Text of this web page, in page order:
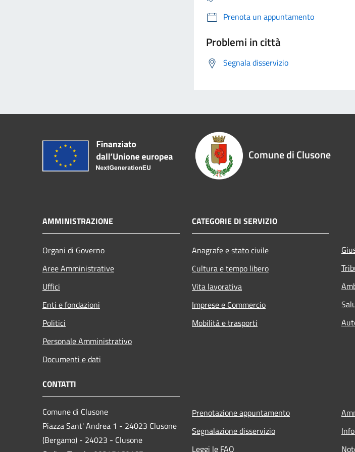
Prenota un appuntamento
Problemi in città
Segnala disservizio
Comune di Clusone
AMMINISTRAZIONE
Organi di Governo
Aree Amministrative
Uffici
Enti e fondazioni
Politici
Personale Amministrativo
Documenti e dati
CATEGORIE DI SERVIZIO
Anagrafe e stato civile
Cultura e tempo libero
Vita lavorativa
Imprese e Commercio
Mobilità e trasporti
CONTATTI
Comune di Clusone
Piazza Sant' Andrea 1 - 24023 Clusone
(Bergamo) - 24023 - Clusone
Prenotazione appuntamento
Segnalazione disservizio
Leggi le FAQ